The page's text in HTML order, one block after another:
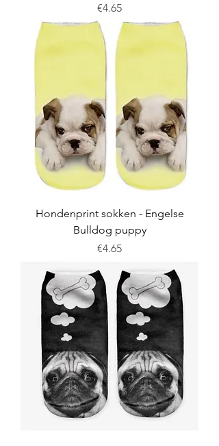
Price
€4.65
Hondenprint sokken - Engelse
Bulldog puppy
Price
€4.65